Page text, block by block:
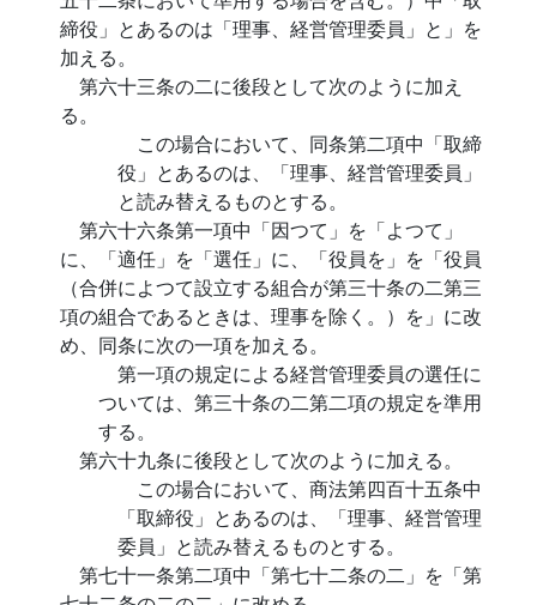
締役」とあるのは「理事、経営管理委員」と」を
加える。
第六十三条の二に後段として次のように加え
る。
この場合において、同条第二項中「取締
役」とあるのは、「理事、経営管理委員」
と読み替えるものとする。
第六十六条第一項中「因つて」を「よつて」
に、「適任」を「選任」に、「役員を」を「役員
（合併によつて設立する組合が第三十条の二第三
項の組合であるときは、理事を除く。）を」に改
め、同条に次の一項を加える。
第一項の規定による経営管理委員の選任に
ついては、第三十条の二第二項の規定を準用
する。
第六十九条に後段として次のように加える。
この場合において、商法第四百十五条中
「取締役」とあるのは、「理事、経営管理
委員」と読み替えるものとする。
第七十一条第二項中「第七十二条の二」を「第